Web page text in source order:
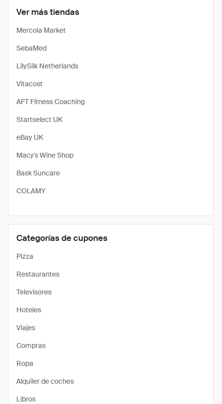
Ver más tiendas
Mercola Market
SebaMed
LilySilk Netherlands
Vitacost
AFT Fitness Coaching
Startselect UK
eBay UK
Macy's Wine Shop
Bask Suncare
COLAMY
Categorías de cupones
Pizza
Restaurantes
Televisores
Hoteles
Viajes
Compras
Ropa
Alquiler de coches
Libros